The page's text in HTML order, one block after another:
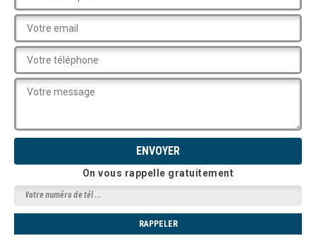
On vous rappelle gratuitement